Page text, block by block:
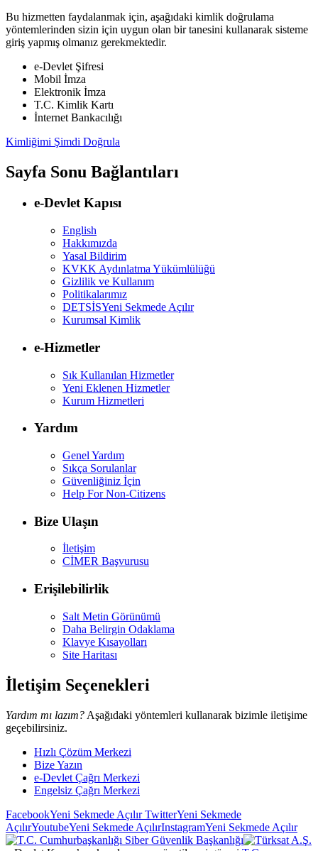
Bu hizmetten faydalanmak için, aşağıdaki kimlik doğrulama
yöntemlerinden sizin için uygun olan bir tanesini kullanarak sisteme
giriş yapmış olmanız gerekmektedir.
e-Devlet Şifresi
Mobil İmza
Elektronik İmza
T.C. Kimlik Kartı
İnternet Bankacılığı
Kimliğimi Şimdi Doğrula
Sayfa Sonu Bağlantıları
e-Devlet Kapısı
English
Hakkımızda
Yasal Bildirim
KVKK Aydınlatma Yükümlülüğü
Gizlilik ve Kullanım
Politikalarımız
DETSİSYeni Sekmede Açılır
Kurumsal Kimlik
e-Hizmetler
Sık Kullanılan Hizmetler
Yeni Eklenen Hizmetler
Kurum Hizmetleri
Yardım
Genel Yardım
Sıkça Sorulanlar
Güvenliğiniz İçin
Help For Non-Citizens
Bize Ulaşın
İletişim
CİMER Başvurusu
Erişilebilirlik
Salt Metin Görünümü
Daha Belirgin Odaklama
Klavye Kısayolları
Site Haritası
İletişim Seçenekleri
Yardım mı lazım? Aşağıdaki yöntemleri kullanarak bizimle iletişime
geçebilirsiniz.
Hızlı Çözüm Merkezi
Bize Yazın
e-Devlet Çağrı Merkezi
Engelsiz Çağrı Merkezi
FacebookYeni Sekmede AçılırTwitterYeni Sekmede
AçılırYoutubeYeni Sekmede AçılırInstagramYeni Sekmede Açılır